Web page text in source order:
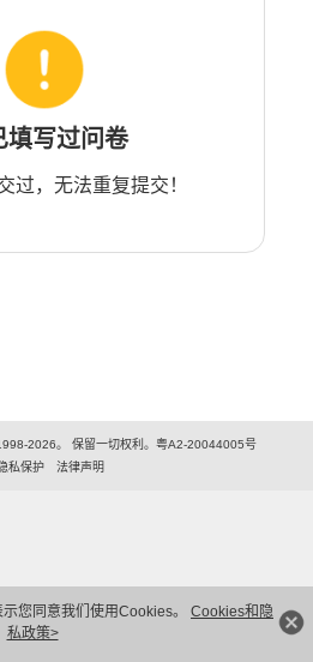
您同意我们使用Cookies。 Cookies和隐
私政策>
填写过问卷
过，无法重复提交！
2026。 保留一切权利。粤A2-20044005号
隐私保护
法律声明